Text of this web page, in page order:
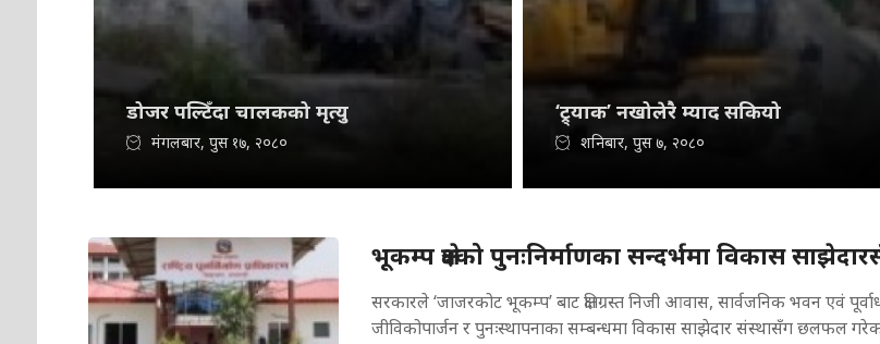
डोजर पल्टिँदा चालकको मृत्यु
मंगलबार, पुस १७, २०८०
‘ट्र्याक’ नखोलेरै म्याद सकियो
शनिबार, पुस ७, २०८०
भूकम्प क्षेत्रको पुनःनिर्माणका सन्दर्भमा विकास
सरकारले ‘जाजरकोट भूकम्प’ बाट क्षतिग्रस्त निजी आवास, सार्वजनिक भवन एवं
जीविकोपार्जन र पुनःस्थापनाका सम्बन्धमा विकास साझेदार संस्थासँग छलफल